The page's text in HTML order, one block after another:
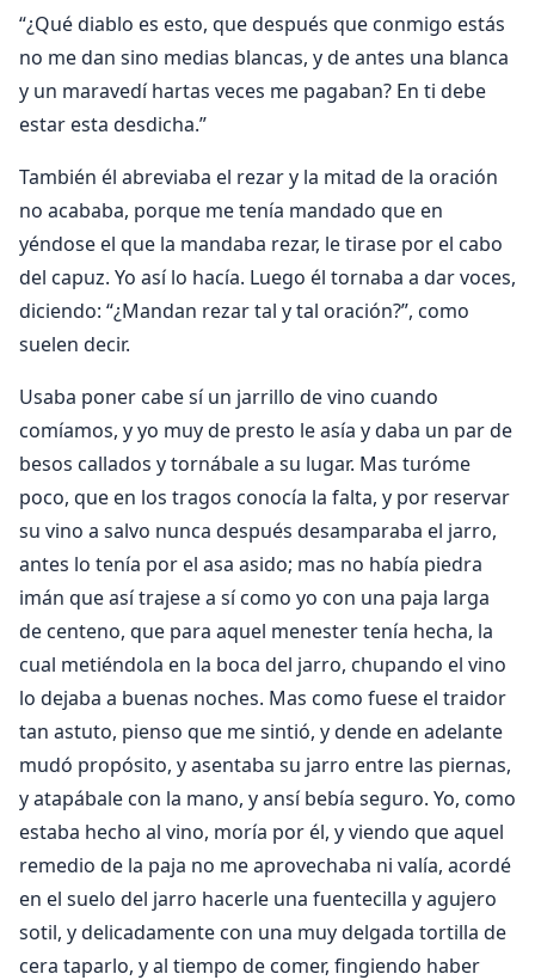
“¿Qué diablo es esto, que después que conmigo estás
no me dan sino medias blancas, y de antes una blanca
y un maravedí hartas veces me pagaban? En ti debe
estar esta desdicha.”
También él abreviaba el rezar y la mitad de la oración
no acababa, porque me tenía mandado que en
yéndose el que la mandaba rezar, le tirase por el cabo
del capuz. Yo así lo hacía. Luego él tornaba a dar voces,
diciendo: “¿Mandan rezar tal y tal oración?”, como
suelen decir.
Usaba poner cabe sí un jarrillo de vino cuando
comíamos, y yo muy de presto le asía y daba un par de
besos callados y tornábale a su lugar. Mas turóme
poco, que en los tragos conocía la falta, y por reservar
su vino a salvo nunca después desamparaba el jarro,
antes lo tenía por el asa asido; mas no había piedra
imán que así trajese a sí como yo con una paja larga
de centeno, que para aquel menester tenía hecha, la
cual metiéndola en la boca del jarro, chupando el vino
lo dejaba a buenas noches. Mas como fuese el traidor
tan astuto, pienso que me sintió, y dende en adelante
mudó propósito, y asentaba su jarro entre las piernas,
y atapábale con la mano, y ansí bebía seguro. Yo, como
estaba hecho al vino, moría por él, y viendo que aquel
remedio de la paja no me aprovechaba ni valía, acordé
en el suelo del jarro hacerle una fuentecilla y agujero
sotil, y delicadamente con una muy delgada tortilla de
cera taparlo, y al tiempo de comer, fingiendo haber